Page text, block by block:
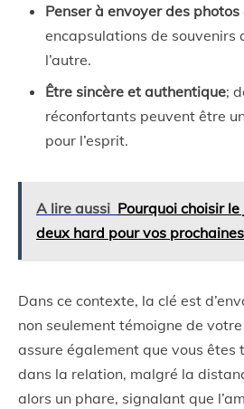
Penser à envoyer des photos
encapsulations de souvenirs
l’autre.
Être sincère et authentique;
réconfortants peuvent être
pour l’esprit.
A lire aussi Pourquoi choisir
deux hard pour vos
Dans ce contexte, la clé est
non seulement témoigne de
assure également que vous êtes
dans la relation, malgré la
alors un phare, signalant que